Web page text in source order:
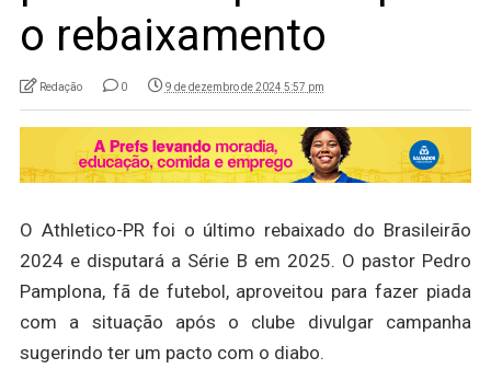
o rebaixamento
Redação 0 9 de dezembro de 2024 5:57 pm
O Athletico-PR foi o último rebaixado do Brasileirão
2024 e disputará a Série B em 2025. O pastor Pedro
Pamplona, fã de futebol, aproveitou para fazer piada
com a situação após o clube divulgar campanha
sugerindo ter um pacto com o diabo.